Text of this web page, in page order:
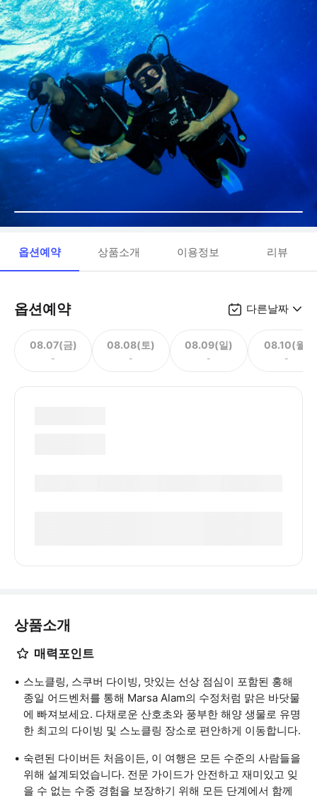
옵션예약 상품소개 이용정보 리뷰
옵션예약 다른날짜
08.07(금)
-
08.08(토)
-
08.09(일)
-
08.10(월)
-
상품소개
매력포인트
스노클링, 스쿠버 다이빙, 맛있는 선상 점심이 포함된 홍해
종일 어드벤처를 통해 Marsa Alam의 수정처럼 맑은 바닷물
에 빠져보세요. 다채로운 산호초와 풍부한 해양 생물로 유명
한 최고의 다이빙 및 스노클링 장소로 편안하게 이동합니다.
숙련된 다이버든 처음이든, 이 여행은 모든 수준의 사람들을
위해 설계되었습니다. 전문 가이드가 안전하고 재미있고 잊
을 수 없는 수중 경험을 보장하기 위해 모든 단계에서 함께